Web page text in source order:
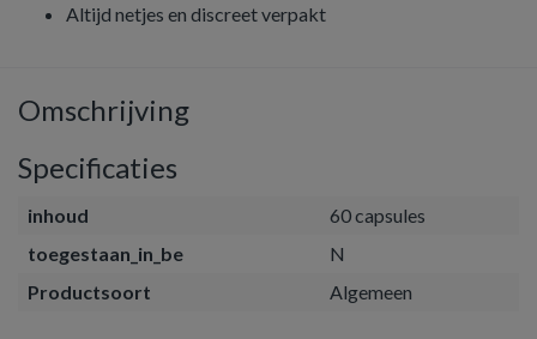
Altijd netjes en discreet verpakt
Omschrijving
Specificaties
inhoud
60 capsules
toegestaan_in_be
N
Productsoort
Algemeen